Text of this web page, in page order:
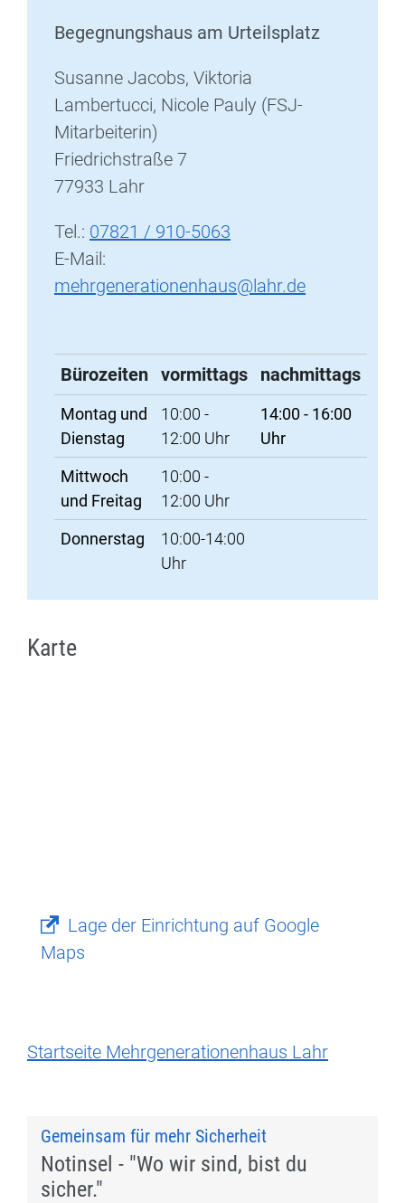
Begegnungshaus am Urteilsplatz
Susanne Jacobs, Viktoria
Lambertucci, Nicole Pauly (FSJ-
Mitarbeiterin)
Friedrichstraße 7
77933 Lahr
Tel.: 07821 / 910-5063
E-Mail:
mehrgenerationenhaus@lahr.de
Bürozeiten vormittags nachmittags
Montag und
Dienstag
10:00 -
12:00 Uhr
14:00 - 16:00
Uhr
Mittwoch
und Freitag
10:00 -
12:00 Uhr
Donnerstag
10:00-14:00
Uhr
Karte
Lage der Einrichtung auf Google
Maps
Startseite Mehrgenerationenhaus Lahr
Gemeinsam für mehr Sicherheit
Notinsel - "Wo wir sind, bist du
sicher."